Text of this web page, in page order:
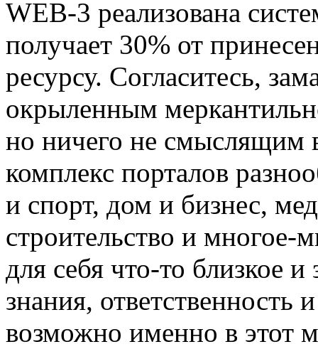
WEB-3 реализована
получает 30% от
ресурсу. Согласитесь,
окрыленным
но ничего не смыслящим
комплекс порталов
и спорт, дом и бизнес,
строительство и многое-
для себя что-то близкое
знания, ответственность
возможно именно в этот